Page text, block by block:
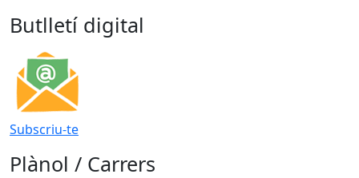
Butlletí digital
Subscriu-te
Plànol / Carrers